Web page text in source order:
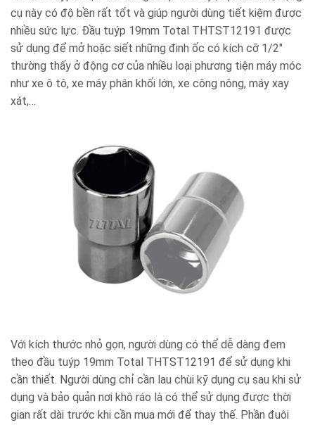
cụ này có độ bền rất tốt và giúp người dùng tiết kiệm được
nhiều sức lực. Đầu tuýp 19mm Total THTST12191 được
sử dụng để mở hoặc siết những đinh ốc có kích cỡ 1/2″
thường thấy ở động cơ của nhiều loại phương tiện máy móc
như xe ô tô, xe máy phân khối lớn, xe công nông, máy xay
xát,…
Với kích thước nhỏ gọn, người dùng có thể dễ dàng đem
theo đầu tuýp 19mm Total THTST12191 để sử dụng khi
cần thiết. Người dùng chỉ cần lau chùi kỹ dụng cụ sau khi sử
dụng và bảo quản nơi khô ráo là có thể sử dụng được thời
gian rất dài trước khi cần mua mới để thay thế. Phần đuôi